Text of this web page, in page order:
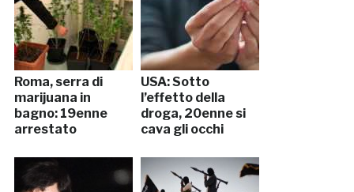
Roma, serra di
marijuana in
bagno: 19enne
arrestato
USA: Sotto
l’effetto della
droga, 20enne si
cava gli occhi